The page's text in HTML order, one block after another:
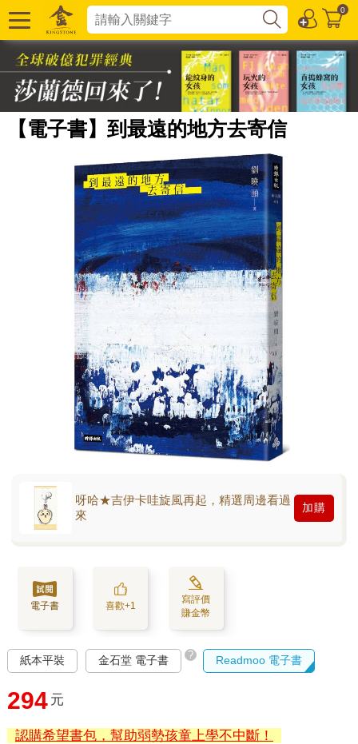
0
【電子書】到最遠的地方去寄信
呀哈★吉伊卡哇旋風再起，精選周邊看過
來
加購
電子書 喜歡+1
寫評價
賺金幣
紙本平裝 金石堂 電子書 ? Readmoo 電子書
294 元
認購希望書包，幫助弱勢孩童上學不中斷！